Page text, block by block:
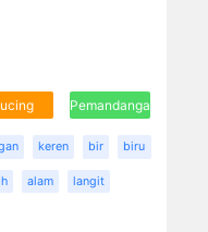
Pemandangan
keren bir biru
alam langit